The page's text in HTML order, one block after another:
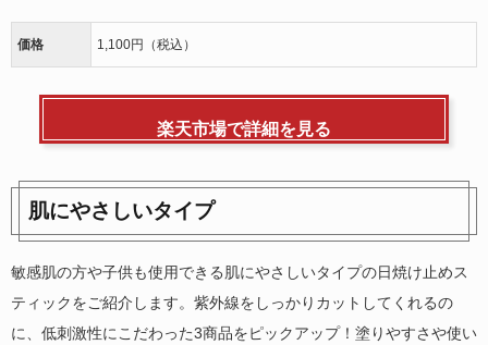
価格 1,100円（税込）
楽天市場で詳細を見る
肌にやさしいタイプ
敏感肌の方や子供も使用できる肌にやさしいタイプの日焼け止めス
ティックをご紹介します。紫外線をしっかりカットしてくれるの
に、低刺激性にこだわった3商品をピックアップ！塗りやすさや使い